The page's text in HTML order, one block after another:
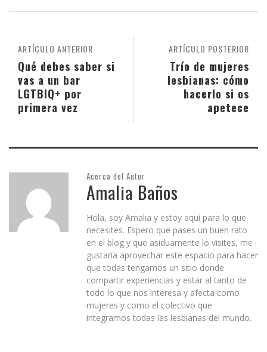
ARTÍCULO POSTERIOR
Trío de mujeres
lesbianas: cómo
hacerlo si os
apetece
ARTÍCULO ANTERIOR
Qué debes saber si
vas a un bar
LGTBIQ+ por
primera vez
Acerca del Autor
Amalia Baños
Hola, soy Amalia y estoy aquí para lo que
necesites. Espero que pases un buen rato
en el blog y que asiduamente lo visites, me
gustaría aprovechar este espacio para hacer
que todas tengamos un sitio donde
compartir experiencias y estar al tanto de
todo lo que nos interesa y afecta como
mujeres y como el colectivo que
integramos todas las lesbianas del mundo.